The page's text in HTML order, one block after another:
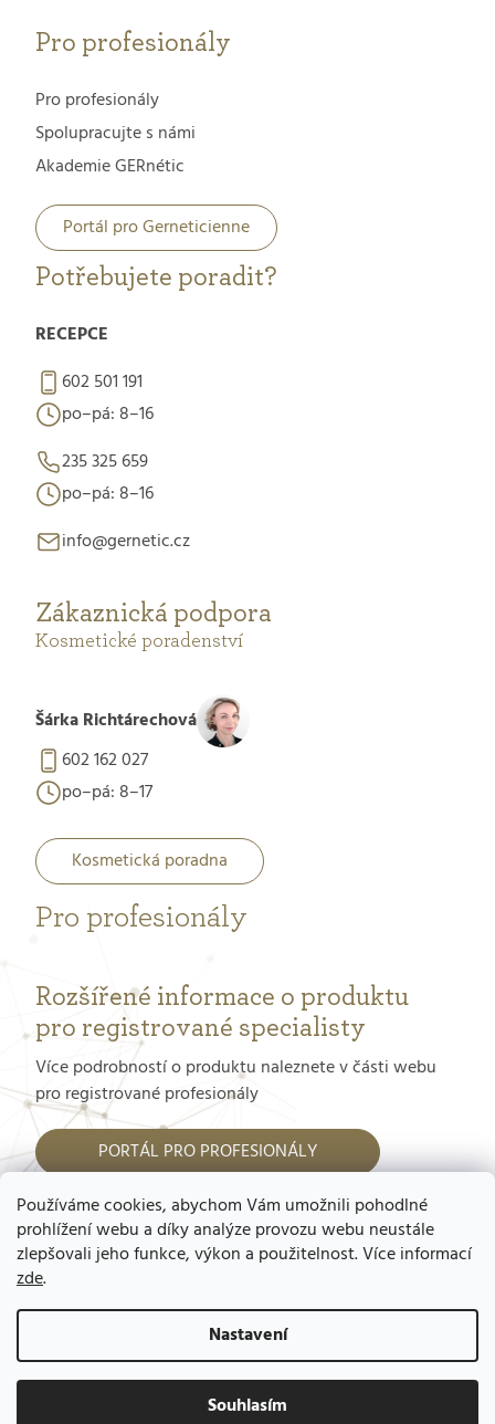
Používáme cookies, abychom Vám umožnili pohodlné
prohlížení webu a díky analýze provozu webu neustále
zlepšovali jeho funkce, výkon a použitelnost. Více informací
zde.
Nastavení
Souhlasím
Pro profesionály
Pro profesionály
Spolupracujte s námi
Akademie GERnétic
Portál pro Gerneticienne
Potřebujete poradit?
RECEPCE
602 501 191
po–pá: 8–16
235 325 659
po–pá: 8–16
info@gernetic.cz
Zákaznická podpora
Kosmetické poradenství
Šárka Richtárechová
602 162 027
po–pá: 8–17
Kosmetická poradna
Pro profesionály
Rozšířené informace o produktu
pro registrované specialisty
Více podrobností o produktu naleznete v části webu
pro registrované profesionály
PORTÁL PRO PROFESIONÁLY
Jak dostat přístup do tohoto portálu?
Copyright 2026GERnétic – výhradní
zastoupení pro ČR a SR, Mgr. Ladislav
Upravit